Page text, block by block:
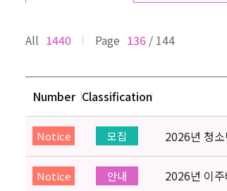
All 1440 Page 136 / 144
Number Classification
Notice 모집 2026년 청
Notice 안내 2026년 이